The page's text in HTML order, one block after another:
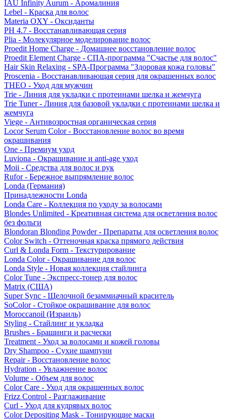
IAU Infinity Aurum - Аромалиния
Lebel - Краска для волос
Materia OXY - Оксиданты
PH 4.7 - Восстанавливающая серия
Plia - Молекулярное моделирование волос
Proedit Home Charge - Домашнее восстановление волос
Proedit Element Charge - СПА-программа "Счастье для волос"
Hair Skin Relaxing - SPA-Программа "Здоровая кожа головы"
Proscenia - Восстанавливающая серия для окрашенных волос
THEO - Уход для мужчин
Trie - Линия для укладки с протеинами шелка и жемчуга
Trie Tuner - Линия для базовой укладки с протеинами шелка и
жемчуга
Viege - Антивозростная органическая серия
Locor Serum Color - Восстановление волос во время
окрашивания
One - Премиум уход
Luviona - Окрашивание и anti-age уход
Moii - Средства для волос и рук
Rufor - Бережное выпрямление волос
Londa (Германия)
Принадлежности Londa
Londa Care - Коллекция по уходу за волосами
Blondes Unlimited - Креативная система для осветления волос
без фольги
Blondoran Blonding Powder - Препараты для осветления волос
Color Switch - Оттеночная краска прямого действия
Curl & Londa Form - Текстурирование
Londa Color - Окрашивание для волос
Londa Style - Новая коллекция стайлинга
Color Tune - Экспресс-тонер для волос
Matrix (США)
Super Sync - Щелочной безаммиачный краситель
SoColor - Стойкое окрашивание для волос
Moroccanoil (Израиль)
Styling - Стайлинг и укладка
Brushes - Брашинги и расчески
Treatment - Уход за волосами и кожей головы
Dry Shampoo - Сухие шампуни
Repair - Восстановление волос
Hydration - Увлажнение волос
Volume - Объем для волос
Color Care - Уход для окрашенных волос
Frizz Control - Разглаживание
Curl - Уход для кудрявых волос
Color Depositing Mask - Тонирующие маски